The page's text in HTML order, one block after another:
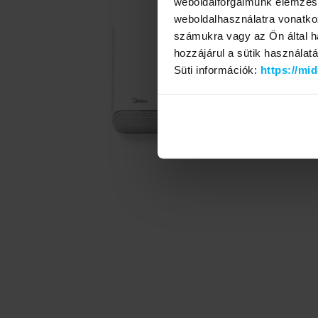
weboldalhasználatra
számukra vagy az Ön által
hozzájárul a sütik
Süti információk: https://